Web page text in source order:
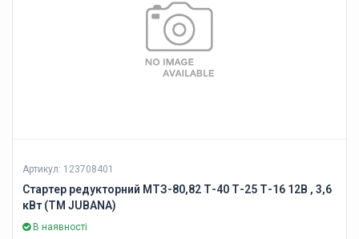
Артикул: 123708401
Стартер редукторний МТЗ-80,82 Т-40 Т-25 Т-16 12В , 3,6
кВт (ТМ JUBANA)
В наявності